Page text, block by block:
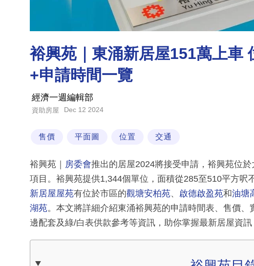
裕興苑｜東涌新居屋151萬上車
+申請時間一覽
經濟一週編輯部
資助房屋 Dec 12 2024
售價 平面圖 位置 交通
裕興苑｜ 房委會推出的居屋2024將接受申請，裕興苑位
項目。裕興苑提供1,344個單位，面積從285至510平方呎
新居屋屋苑有位於市區的觀塘安柏苑、 啟德啟盈苑和油塘
湖苑。本文將詳細介紹東涌裕興苑的申請時間表、售價
邊配套及綠/白表供款參考等資訊，助你掌握最新居屋資訊